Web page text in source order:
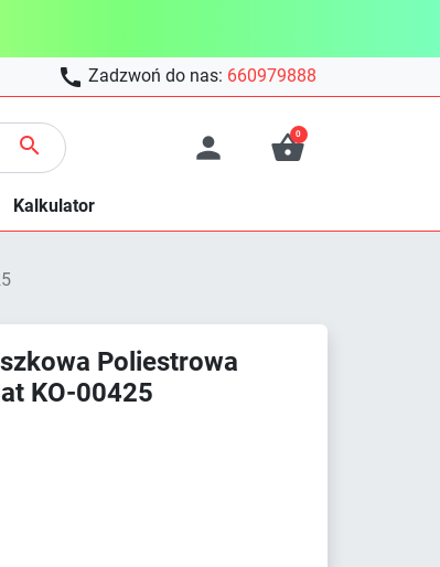
 Zadzwoń do nas: 660979888
  
0
Kalkulator
Poliestrowa
KO-00425